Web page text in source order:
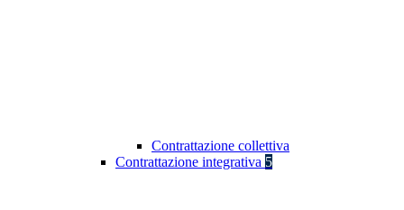
Contrattazione collettiva
Contrattazione integrativa 5